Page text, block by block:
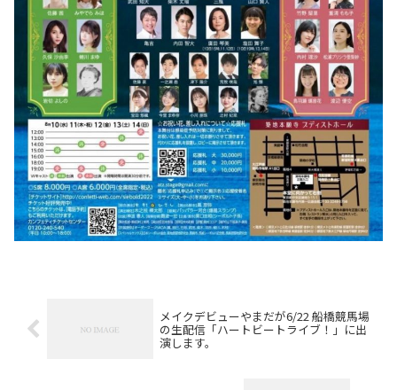
メイクデビューやまだが6/22 船橋競馬場
の生配信「ハートビートライブ！」に出
演します。